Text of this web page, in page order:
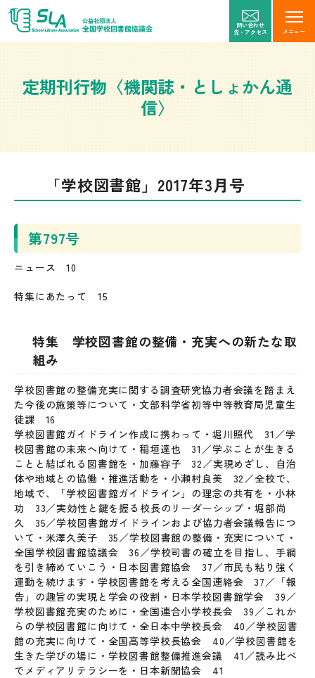
メニュー
問い合わせ
先・アクセス
定期刊行物〈機関誌・としょかん通
信〉
「学校図書館」2017年3月号
第797号
ニュース 10
特集にあたって 15
特集 学校図書館の整備・充実への新たな取
組み
学校図書館の整備充実に関する調査研究協力者会議を踏まえ
た今後の施策等について・文部科学省初等中等教育局児童生
徒課 16
学校図書館ガイドライン作成に携わって・堀川照代 31／学
校図書館の未来へ向けて・稲垣達也 31／学ぶことが生きる
ことと結ばれる図書館を・加藤容子 32／実現めざし、自治
体や地域との協働・推進活動を・小瀬村良美 32／全校で、
地域で、「学校図書館ガイドライン」の理念の共有を・小林
功 33／実効性と鍵を握る校長のリーダーシップ・堀部尚
久 35／学校図書館ガイドラインおよび協力者会議報告につ
いて・米澤久美子 35／学校図書館の整備・充実について・
全国学校図書館協議会 36／学校司書の確立を目指し、手綱
を引き締めていこう・日本図書館協会 37／市民も粘り強く
運動を続けます・学校図書館を考える全国連絡会 37／「報
告」の趣旨の実現と学会の役割・日本学校図書館学会 39／
学校図書館充実のために・全国連合小学校長会 39／これか
らの学校図書館に向けて・全日本中学校長会 40／学校図書
館の充実に向けて・全国高等学校長協会 40／学校図書館を
生きた学びの場に・学校図書館整備推進会議 41／読み比べ
でメディアリテラシーを・日本新聞協会 41